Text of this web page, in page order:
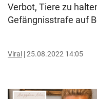
Verbot, Tiere zu
Gefängnisstrafe auf
Viral 25.08.2022 14:05